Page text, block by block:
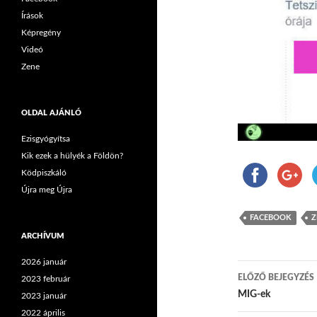
FACEBOOK
ELŐZŐ BEJEGYZÉS
MIG-ek
Írások
Képregény
Videó
Zene
OLDAL AJÁNLÓ
Ezisgyógyítsa
Kik ezek a hülyék a Földön?
Ködpiszkáló
Újra meg Újra
ARCHÍVUM
2026 január
2023 február
2023 január
2022 április